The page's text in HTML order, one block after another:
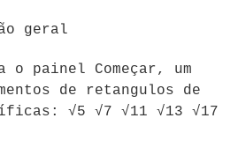
geral
o painel Começar, um
de retangulos de
√5 √7 √11 √13 √17